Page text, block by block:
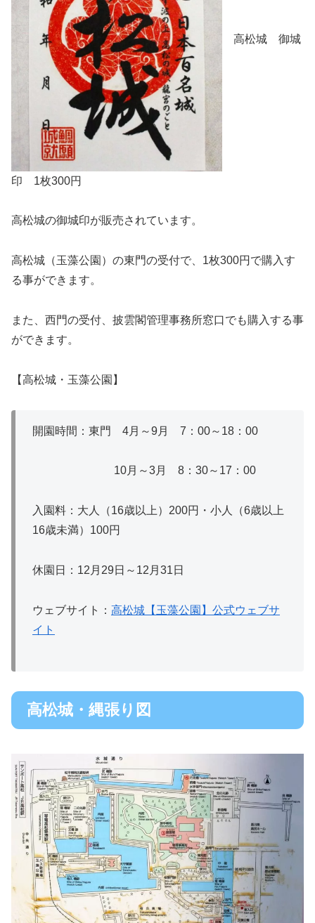
高松城 御城
印 1枚300円
高松城の御城印が販売されています。
高松城（玉藻公園）の東門の受付で、1枚300円で購入す
る事ができます。
また、西門の受付、披雲閣管理事務所窓口でも購入する事
ができます。
【高松城・玉藻公園】
開園時間：東門 4月～9月 7：00～18：00
10月～3月 8：30～17：00
入園料：大人（16歳以上）200円・小人（6歳以上
16歳未満）100円
休園日：12月29日～12月31日
ウェブサイト： 高松城【玉藻公園】公式ウェブサ
イト
高松城・縄張り図